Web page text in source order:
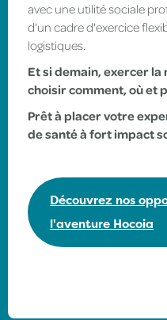
avec une utilité sociale
d'un cadre d'exercice
logistiques.
Et si demain, exercer la
choisir comment, où et
Prêt à placer votre
de santé à fort impact
Découvrez nos
l'aventure Hocoia